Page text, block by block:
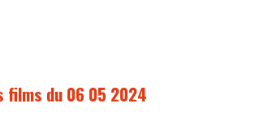
films du 06 05 2024